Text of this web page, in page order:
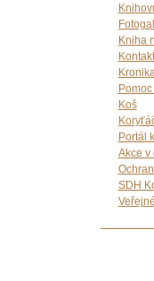
Kniha
Kontakt
Kronika
Koš
Portál
Akce v
SDH